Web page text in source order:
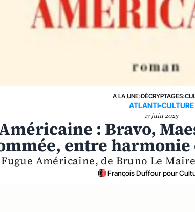
A LA UNE›DÉCRYPTAGES›
ATLANTI-CULTURE
17 juin 2023
: Bravo,
entre
Fugue Américaine, de Bruno Le
François Duffour pour